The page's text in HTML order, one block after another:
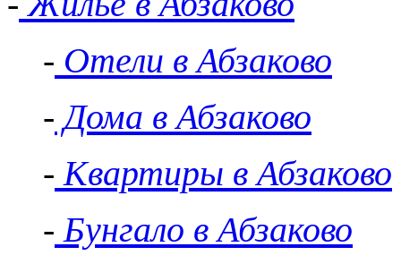
- Отели в Абзаково
- Дома в Абзаково
- Квартиры в Абзаково
- Бунгало в Абзаково